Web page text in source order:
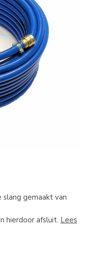
gemaakt van
hierdoor afsluit. Lees